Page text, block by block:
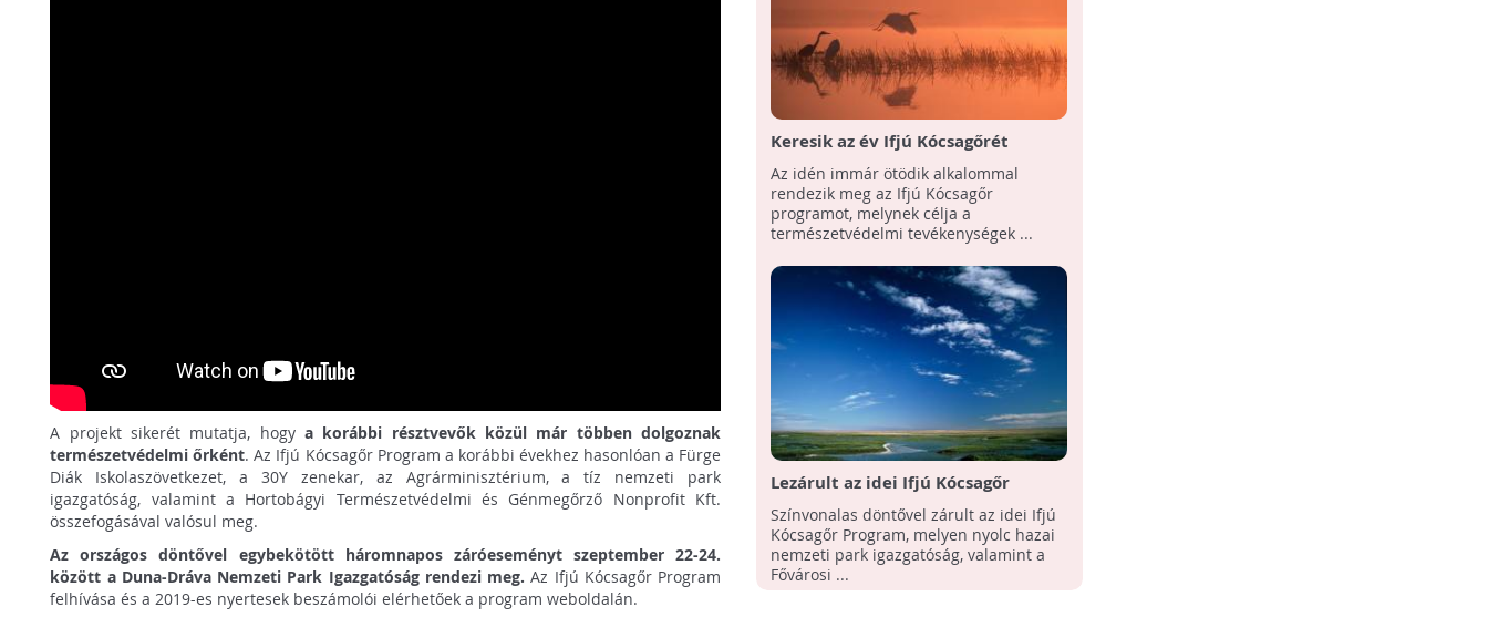
A projekt sikerét mutatja, hogy a korábbi résztvevők közül már többen dolgoznak
természetvédelmi őrként. Az Ifjú Kócsagőr Program a korábbi évekhez hasonlóan a Fürge
Diák Iskolaszövetkezet, a 30Y zenekar, az Agrárminisztérium, a tíz nemzeti park
igazgatóság, valamint a Hortobágyi Természetvédelmi és Génmegőrző Nonprofit Kft.
összefogásával valósul meg.
Az országos döntővel egybekötött háromnapos záróeseményt szeptember 22-24.
között a Duna-Dráva Nemzeti Park Igazgatóság rendezi meg. Az Ifjú Kócsagőr Program
felhívása és a 2019-es nyertesek beszámolói elérhetőek a program weboldalán.
Keresik az év Ifjú Kócsagőrét
Az idén immár ötödik alkalommal
rendezik meg az Ifjú Kócsagőr
programot, melynek célja a
természetvédelmi tevékenységek ...
Lezárult az idei Ifjú Kócsagőr
Program
Színvonalas döntővel zárult az idei Ifjú
Kócsagőr Program, melyen nyolc hazai
nemzeti park igazgatóság, valamint a
Fővárosi ...